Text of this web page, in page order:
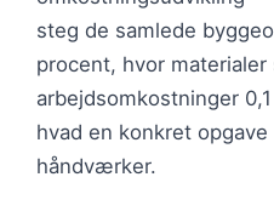
steg de samlede
procent, hvor
arbejdsomkostninger
hvad en konkret
håndværker.